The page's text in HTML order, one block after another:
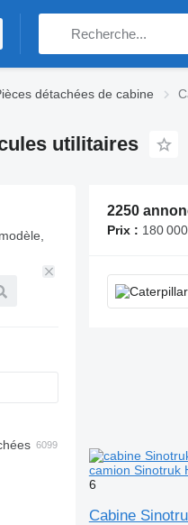
détachées de cabine
utilitaires
Prix : 180 000 F CFA - 12
camion Sinotruk
6
Cabine